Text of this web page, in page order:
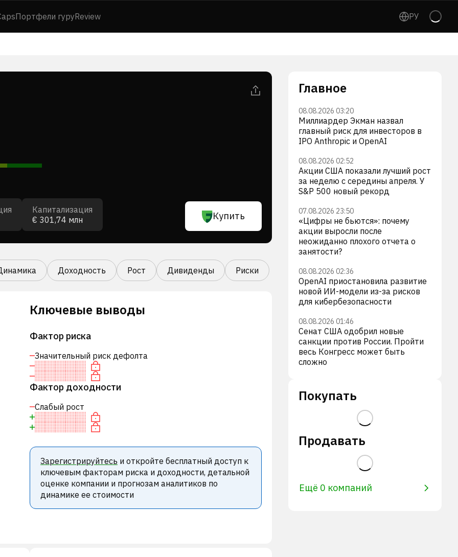
Портфели гуруReview РУ
Капитализация
€ 301,74 млн
Купить
Доходность Рост Дивиденды Риски
Ключевые выводы
Фактор риска
Значительный риск дефолта
Фактор доходности
Слабый рост
Зарегистрируйтесь и откройте бесплатный доступ к
ключевым факторам риска и доходности, детальной
оценке компании и прогнозам аналитиков по
динамике ее стоимости
Главное
08.08.2026 03:20
Миллиардер Экман назвал
главный риск для инвесторов в
IPO Anthropic и OpenAI
08.08.2026 02:52
Акции США показали лучший рост
за неделю с середины апреля. У
S&P 500 новый рекорд
07.08.2026 23:50
«Цифры не бьются»: почему
акции выросли после
неожиданно плохого отчета о
занятости?
08.08.2026 02:36
OpenAI приостановила развитие
новой ИИ-модели из-за рисков
для кибербезопасности
08.08.2026 01:46
Сенат США одобрил новые
санкции против России. Пройти
весь Конгресс может быть
сложно
Покупать
Продавать
Ещё 0 компаний